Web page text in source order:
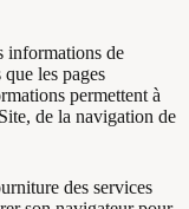
informations de
les pages
permettent à
de la navigation de
des services